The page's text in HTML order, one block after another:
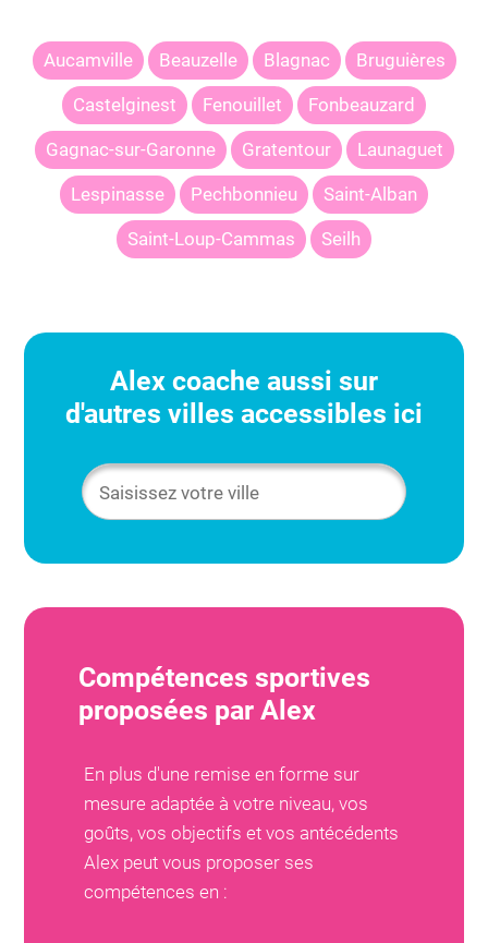
Aucamville Beauzelle Blagnac Bruguières
Castelginest Fenouillet Fonbeauzard
Gagnac-sur-Garonne Gratentour Launaguet
Lespinasse Pechbonnieu Saint-Alban
Saint-Loup-Cammas Seilh
Alex coache aussi sur
d'autres villes accessibles ici
Compétences sportives
proposées parAlex
En plus d'une remise en forme sur
mesure adaptée à votre niveau, vos
goûts, vos objectifs et vos antécédents
Alex peut vous proposer ses
compétences en :